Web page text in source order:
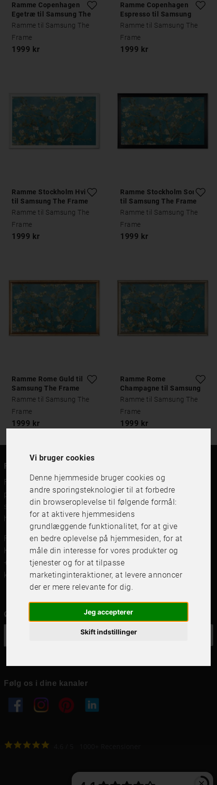
Vi bruger cookies
Denne hjemmeside bruger cookies og
andre sporingsteknologier til at forbedre
din browseroplevelse til følgende formål:
for at aktivere hjemmesidens
grundlæggende funktionalitet,for at give
en bedre oplevelse på hjemmesiden, for at
måle din interesse for vores produkter og
tjenester og for at tilpasse
marketinginteraktioner,at levere annoncer
der er mere relevante for dig.
Jeg accepterer
Skift indstillinger
Ramme Copenhagen
Egetræ til Samsung The
Frame
Ramme til Samsung The
Frame
1999 kr
Ramme Copenhagen
Espresso til Samsung
The Frame
Ramme til Samsung The
Frame
1999 kr
Ramme Stockholm Hvid
til Samsung The Frame
Ramme til Samsung The
Frame
1999 kr
Ramme Stockholm Sort
til Samsung The Frame
Ramme til Samsung The
Frame
1999 kr
Ramme Rome Guld til
Samsung The Frame
Ramme til Samsung The
Frame
1999 kr
Ramme Rome
Champagne til Samsung
The Frame
Ramme til Samsung The
Frame
1999 kr
FRAME IT
FRAME IT er en moderne rammebutik for billedrammer,
plakater og print og indramning. Vi forhandler
svenskfremstillede billedrammer, beslag og print af
højeste kvalitet.
FRAME IT Ramar och Inramning
Kungsgatan 41,111 56 Stockholm
+46 (0)8 142122
kundservice@frameit.se
Ønsker du vores nyhedsbrev?
Følg os i dine kanaler